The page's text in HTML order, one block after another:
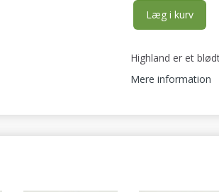
Læg i kurv
Highland er et
Mere information